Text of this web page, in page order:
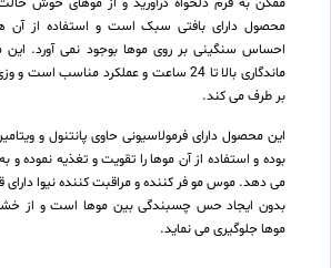
محصول دارای بافتی سبک است و استفاده از آن
احساس سنگینی بر روی موها بوجود نمی آورد.
ماندگاری بالا تا 24 ساعت و عملکرد مناسب
بر طرف می کند.
بوده و استفاده از آن موها را تقویت و تغذیه نموده و
بدون ایجاد حس چسبندگی بین موها است و از
موها جلوگیری می نماید.